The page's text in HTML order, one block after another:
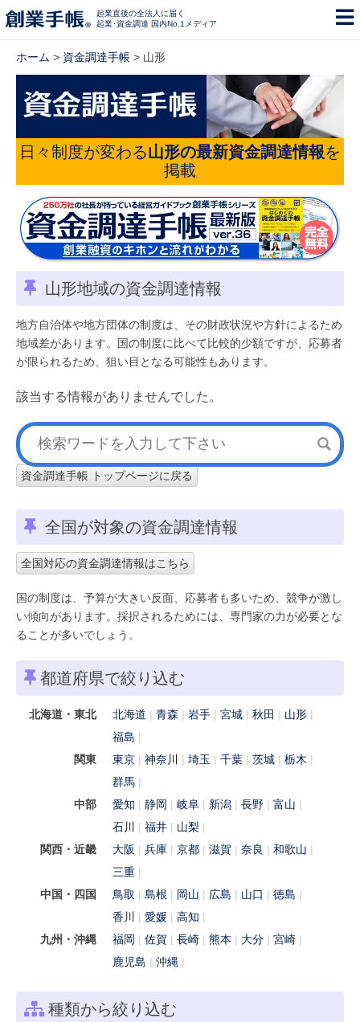
起業直後の全法人に届く
起業･資金調達 国内No.1メディア
ホーム > 資金調達手帳 > 山形
日々制度が変わる山形の最新資金調達情報を
掲載
山形地域の資金調達情報
地方自治体や地方団体の制度は、その財政状況や方針によるため
地域差があります。国の制度に比べて比較的少額ですが、応募者
が限られるため、狙い目となる可能性もあります。
該当する情報がありませんでした。
資金調達手帳 トップページに戻る
全国が対象の資金調達情報
全国対応の資金調達情報はこちら
国の制度は、予算が大きい反面、応募者も多いため、競争が激し
い傾向があります。採択されるためには、専門家の力が必要とな
ることが多いでしょう。
都道府県で絞り込む
北海道・東北 北海道 青森 岩手 宮城 秋田
山形
福島
関東
東京 神奈川 埼玉 千葉 茨城
栃木
群馬
中部
愛知 静岡 岐阜 新潟 長野
富山
石川
福井
山梨
関西・近畿
大阪 兵庫 京都 滋賀 奈良
和歌山
三重
中国・四国
鳥取 島根 岡山 広島 山口
徳島
香川
愛媛
高知
九州・沖縄
福岡 佐賀 長崎 熊本 大分
宮崎
鹿児島
沖縄
種類から絞り込む